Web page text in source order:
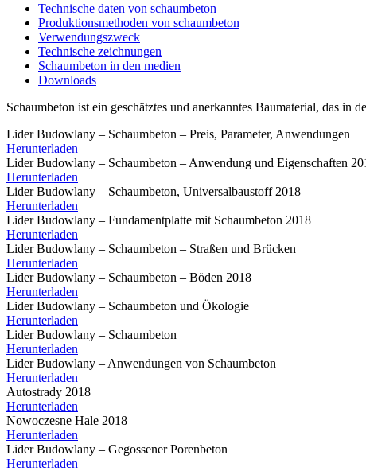
Technische daten von schaumbeton
Produktionsmethoden von schaumbeton
Verwendungszweck
Technische zeichnungen
Schaumbeton in den medien
Downloads
Schaumbeton ist ein geschätztes und anerkanntes Baumaterial, das
Lider Budowlany – Schaumbeton – Preis, Parameter, Anwendungen
Herunterladen
Lider Budowlany – Schaumbeton – Anwendung und Eigenschaften
Herunterladen
Lider Budowlany – Schaumbeton, Universalbaustoff 2018
Herunterladen
Lider Budowlany – Fundamentplatte mit Schaumbeton 2018
Herunterladen
Lider Budowlany – Schaumbeton – Straßen und Brücken
Herunterladen
Lider Budowlany – Schaumbeton – Böden 2018
Herunterladen
Lider Budowlany – Schaumbeton und Ökologie
Herunterladen
Lider Budowlany – Schaumbeton
Herunterladen
Lider Budowlany – Anwendungen von Schaumbeton
Herunterladen
Autostrady 2018
Herunterladen
Nowoczesne Hale 2018
Herunterladen
Lider Budowlany – Gegossener Porenbeton
Herunterladen